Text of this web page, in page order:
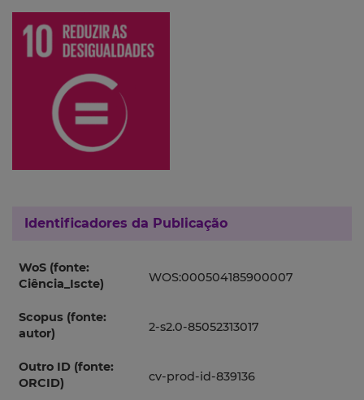
Identificadores da Publicação
WoS (fonte:
Ciência_Iscte)
WOS:000504185900007
Scopus (fonte:
autor)
2-s2.0-85052313017
Outro ID (fonte:
ORCID)
cv-prod-id-839136